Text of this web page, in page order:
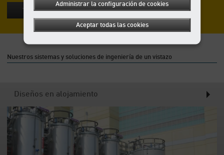
Póngase en contacto con nosotros
Nuestros sistemas y soluciones de ingeniería de un vistazo
Diseños en alojamiento
Administrar la configuración de cookies
Aceptar todas las cookies